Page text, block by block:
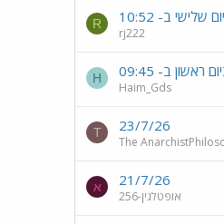
שלישי ב- 10:52
rj222
R
ראשון ב- 09:45
Haim_Gds
H
23/7/26
The
T
21/7/26
אופטלגין-256
א